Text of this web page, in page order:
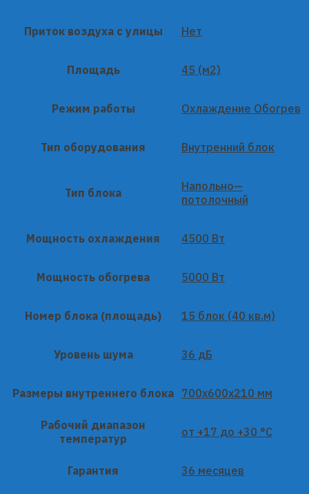
Приток воздуха с улицы Нет
Площадь 45 (м2)
Режим работы Охлаждение Обогрев
Тип оборудования Внутренний блок
Тип блока
Напольно—
потолочный
Мощность охлаждения 4500 Вт
Мощность обогрева 5000 Вт
Номер блока (площадь) 15 блок (40 кв.м)
Уровень шума 36 дБ
Размеры внутреннего блока 700x600x210 мм
Рабочий диапазон
температур
от +17 до +30 °C
Гарантия 36 месяцев